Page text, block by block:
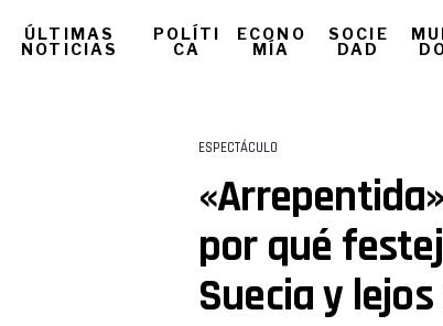
ÚLTIMAS
NOTICIAS
POLÍTI
CA
ECONO
MÍA
SOCIE
DAD
ESPECTÁCULO
por qué
Suecia y